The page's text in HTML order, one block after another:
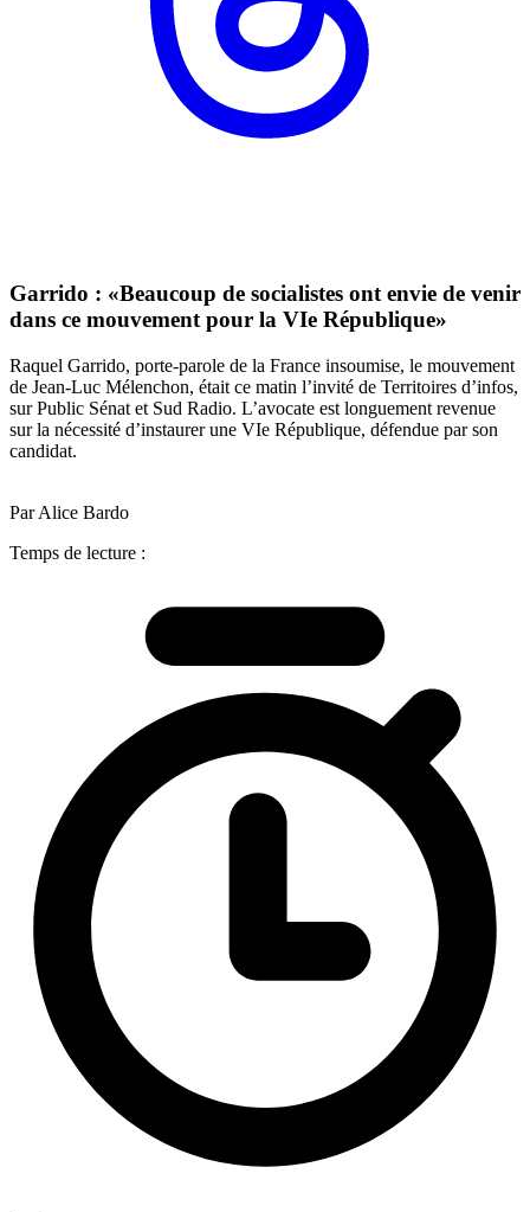
Garrido : «Beaucoup de socialistes ont envie de venir
dans ce mouvement pour la VIe République»
Raquel Garrido, porte-parole de la France insoumise, le mouvement
de Jean-Luc Mélenchon, était ce matin l’invité de Territoires d’infos,
sur Public Sénat et Sud Radio. L’avocate est longuement revenue
sur la nécessité d’instaurer une VIe République, défendue par son
candidat.
Par Alice Bardo
Temps de lecture :